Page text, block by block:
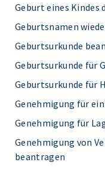
Geburt eines Kindes
Geburtsnamen
Geburtsurkunde
Geburtsurkunde für
Geburtsurkunde für
Genehmigung für
Genehmigung für
Genehmigung von
beantragen